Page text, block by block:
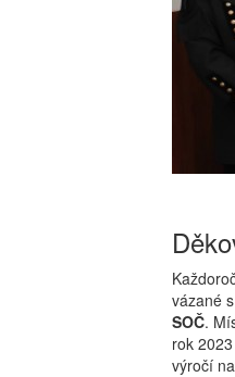
vázané
SOČ.
rok
výročí